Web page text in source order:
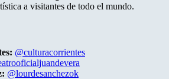
a visitantes de todo el mundo.
@culturacorrientes
@lourdesanchezok